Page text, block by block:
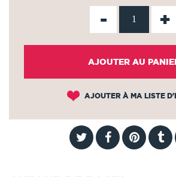
- +
AJOUTER AU
AJOUTER À MA LISTE